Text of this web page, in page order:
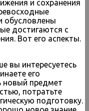
и сохранения
обусловлены
достигаются с
Вот его аспекты.
вы интересуетесь
его
новый предмет
потратьте
подготовку.